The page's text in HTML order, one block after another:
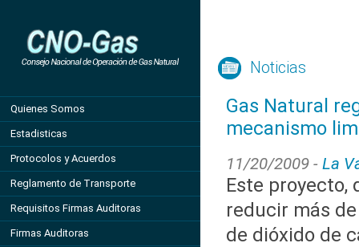
Quienes Somos
Estadisticas
Protocolos y Acuerdos
Reglamento de Transporte
Requisitos Firmas Auditoras
Firmas Auditoras
Noticias
Gas Natural
mecanismo
11/20/2009 - La
Este proyecto,
reducir más
de dióxido de